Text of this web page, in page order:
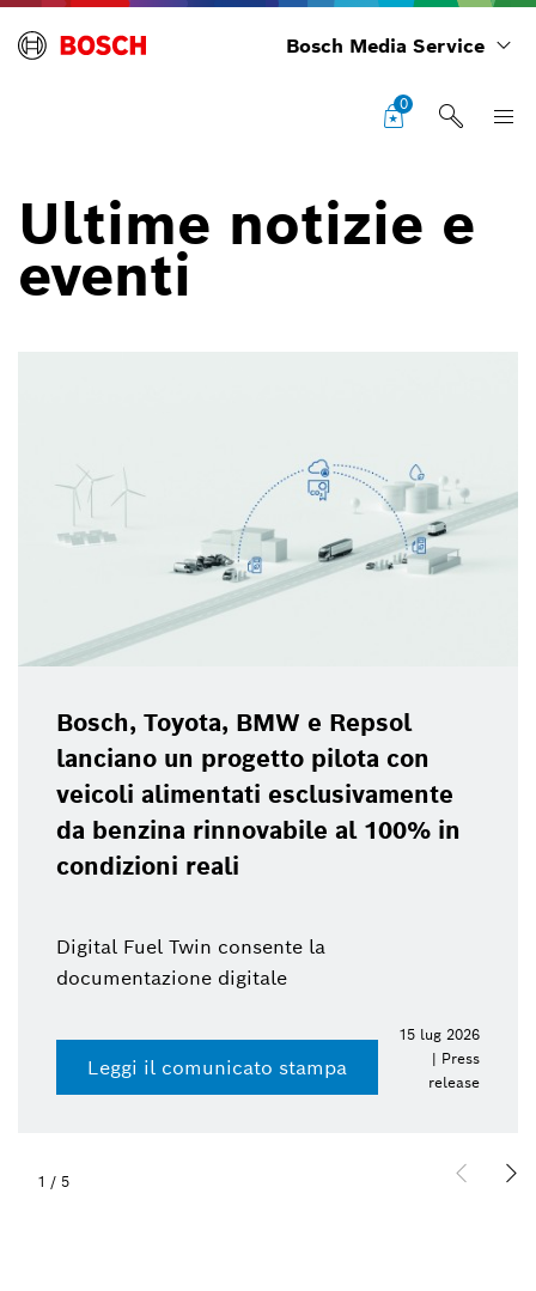
Bosch Media Service
0
Ultime notizie e
eventi
Bosch, Toyota, BMW e Repsol
lanciano un progetto pilota con
veicoli alimentati esclusivamente
da benzina rinnovabile al 100% in
condizioni reali
Digital Fuel Twin consente la
documentazione digitale
Leggi il comunicato stampa
15 lug 2026
| Press
release
1 / 5